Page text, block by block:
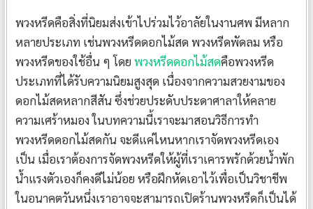
พวงหรีดคือสิ่งที่นิยมส่งเข้าไปร่วมไว้อาลัยในงานศพ มีหลาก
หลายประเภท เช่นพวงหรีดดอกไม้สด พวงหรีดพัดลม หรือ
พวงหรีดของใช้อื่น ๆ โดยพวงหรีดดอกไม้สดคือพวงหรีด
ประเภทที่ได้รับความนิยมสูงสุด เนื่องจากความสวยงามของ
ดอกไม้สดหลากสีสัน ซึ่งช่วยประดับประดาศาลาให้คลาย
ความเศร้าหมอง ในบทความนี้เราจะมาสอนวิธีการทำ
พวงหรีดดอกไม้สดกัน จะดีแค่ไหนหากเราจัดพวงหรีดเอง
เป็น เมื่อเราต้องการจัดพวงหรีดให้ผู้ที่เราเคารพรักด้วยน้ำพัก
น้ำแรงตัวเองก็คงดีไม่น้อย หรือฝึกหัดเอาไว้เพื่อเป็นวิชาชีพ
ในอนาคตวันหนึ่งเราอาจจะสามารถเปิดร้านพวงหรีดก็เป็นได้